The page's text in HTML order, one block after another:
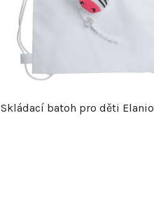
Skládací batoh pro děti Elanio